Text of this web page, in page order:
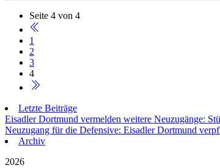
Seite 4 von 4
1
2
3
4
Letzte Beiträge
Eisadler Dortmund vermelden weitere Neuzugänge:
Neuzugang für die Defensive: Eisadler Dortmund
Archiv
2026